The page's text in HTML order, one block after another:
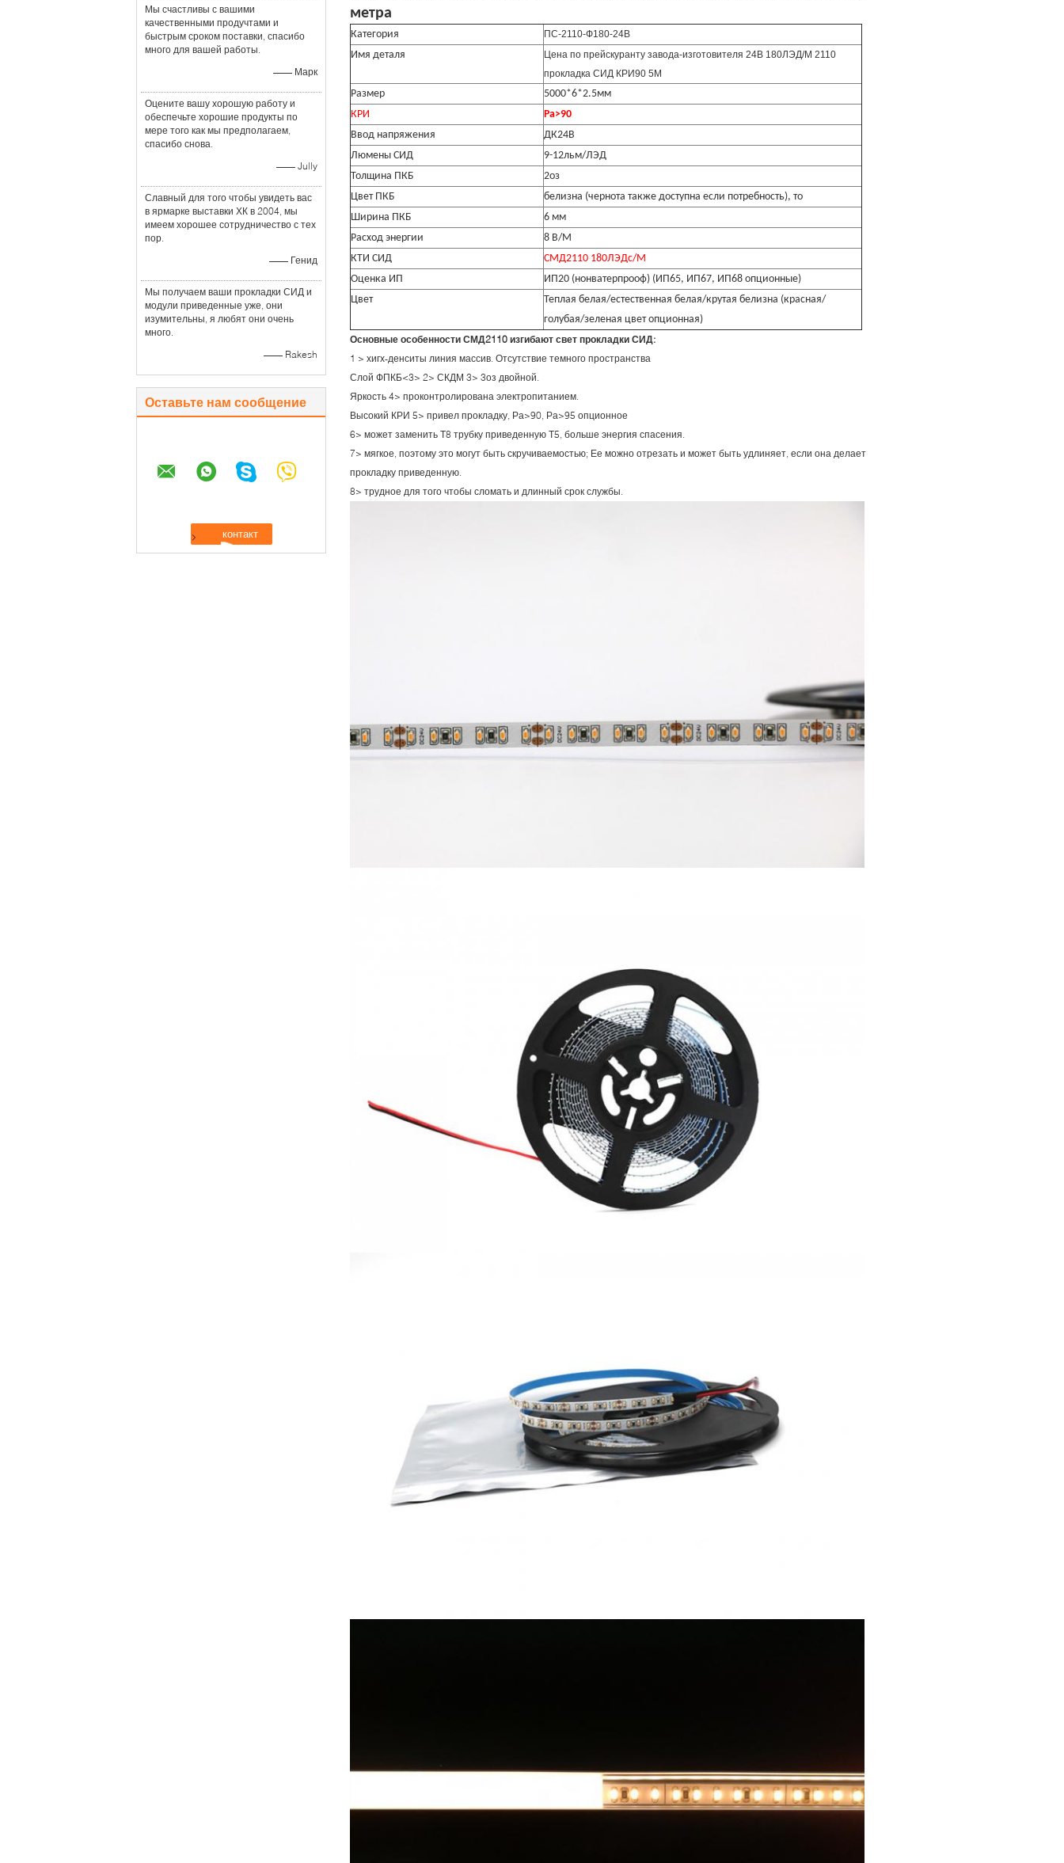
Мы счастливы с вашими
качественными продучтами и
быстрым сроком поставки, спасибо
много для вашей работы.
—— Марк
Оцените вашу хорошую работу и
обеспечьте хорошие продукты по
мере того как мы предполагаем,
спасибо снова.
—— Jully
Славный для того чтобы увидеть вас
в ярмарке выставки ХК в 2004, мы
имеем хорошее сотрудничество с тех
пор.
—— Генид
Мы получаем ваши прокладки СИД и
модули приведенные уже, они
изумительны, я любят они очень
много.
—— Rakesh
Оставьте нам сообщение
метра
Категория ПС-2110-Ф180-24В
Имя деталя
Цена по прейскуранту завода-изготовителя 24В 180ЛЭД/М 2110
прокладка СИД КРИ90 5М
Размер
5000*6*2.5мм
КРИ
Ра>90
Ввод напряжения
ДК24В
Люмены СИД
9-12льм/ЛЭД
Толщина ПКБ
2оз
Цвет ПКБ
белизна (чернота также доступна если потребность), то
Ширина ПКБ
6 мм
Расход энергии
8 В/М
КТИ СИД
СМД2110 180ЛЭДс/М
Оценка ИП
ИП20 (нонватерпрооф) (ИП65, ИП67, ИП68 опционные)
Цвет
Теплая белая/естественная белая/крутая белизна (красная/
голубая/зеленая цвет опционная)
Основные особенности СМД2110 изгибают свет прокладки СИД:
1 > хигх-денситы линия массив. Отсутствие темного пространства
Слой ФПКБ<3> 2> СКДМ 3> 3оз двойной.
Яркость 4> проконтролирована электропитанием.
Высокий КРИ 5> привел прокладку, Ра>90, Ра>95 опционное
6> может заменить Т8 трубку приведенную Т5, больше энергия спасения.
7> мягкое, поэтому это могут быть скручиваемостью; Ее можно отрезать и может быть удлиняет, если она делает
прокладку приведенную.
8> трудное для того чтобы сломать и длинный срок службы.